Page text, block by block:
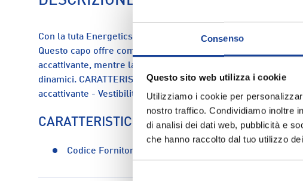
Consenso
Questo sito web utilizza i cookie
Utilizziamo i cookie per
nostro traffico. Condividiamo inoltre
di analisi dei dati web, pubblicità e
che hanno raccolto dal tuo utilizzo
Con la tuta Energetics avrai l'abbigliamento perfetto per le
Questo capo offre comfort e libertà di movimento. Il design la
accattivante, mentre la vestibilità è studiata appositamente
dinamici. CARATTERISTICHE: - Comfort e libertà di
accattivante - Vestibilità studiata per ragazzi attivi e dinamici
CARATTERISTICHE
Codice Fornitore: